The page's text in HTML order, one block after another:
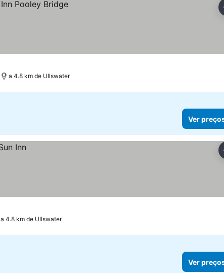
a 4.8 km de Ullswater
Ver
a 4.8 km de Ullswater
Ver